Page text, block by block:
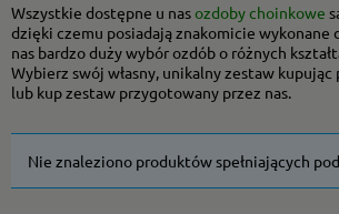
Wszystkie dostępne u nasozdoby choinkowe
dzięki czemu posiadają znakomicie wykonane
nas bardzo duży wybór ozdób o różnych
Wybierz swój własny, unikalny zestaw
lub kup zestaw przygotowany przez nas.
Nie znaleziono produktów spełniających